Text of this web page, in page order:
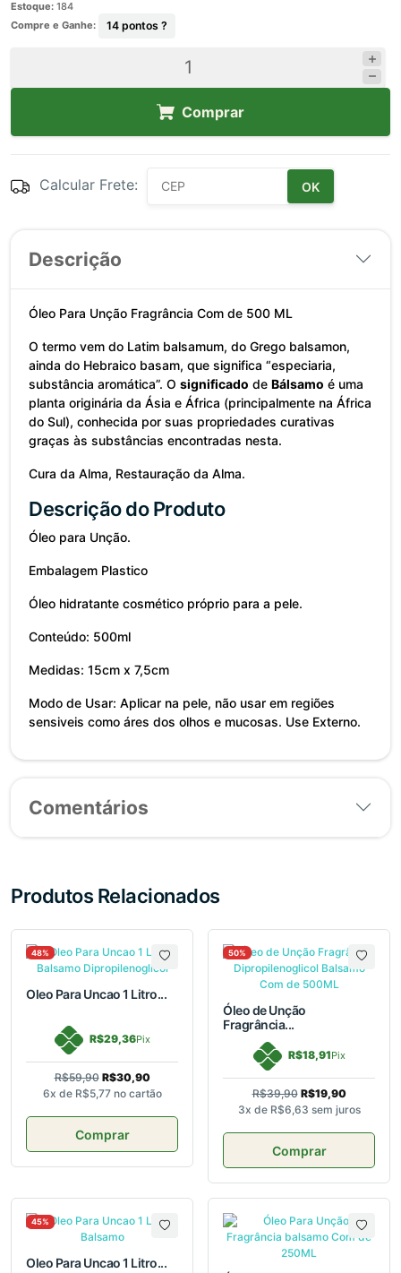
Estoque: 184
Compre e Ganhe:
14 pontos ?
Comprar
Calcular Frete: OK
Descrição
Óleo Para Unção Fragrância Com de 500 ML
O termo vem do Latim balsamum, do Grego balsamon,
ainda do Hebraico basam, que significa “especiaria,
substância aromática”. O significado de Bálsamo é uma
planta originária da Ásia e África (principalmente na África
do Sul), conhecida por suas propriedades curativas
graças às substâncias encontradas nesta.
Cura da Alma, Restauração da Alma.
Descrição do Produto
Óleo para Unção.
Embalagem Plastico
Óleo hidratante cosmético próprio para a pele.
Conteúdo: 500ml
Medidas: 15cm x 7,5cm
Modo de Usar: Aplicar na pele, não usar em regiões
sensiveis como áres dos olhos e mucosas. Use Externo.
Comentários
Produtos Relacionados
48%
Oleo Para Uncao 1 Litro...
R$29,36Pix
R$59,90 R$30,90
6x de R$5,77 no cartão
Comprar
50%
Óleo de Unção
Fragrância...
R$18,91Pix
R$39,90 R$19,90
3x de R$6,63 sem juros
Comprar
45%
Oleo Para Uncao 1 Litro...